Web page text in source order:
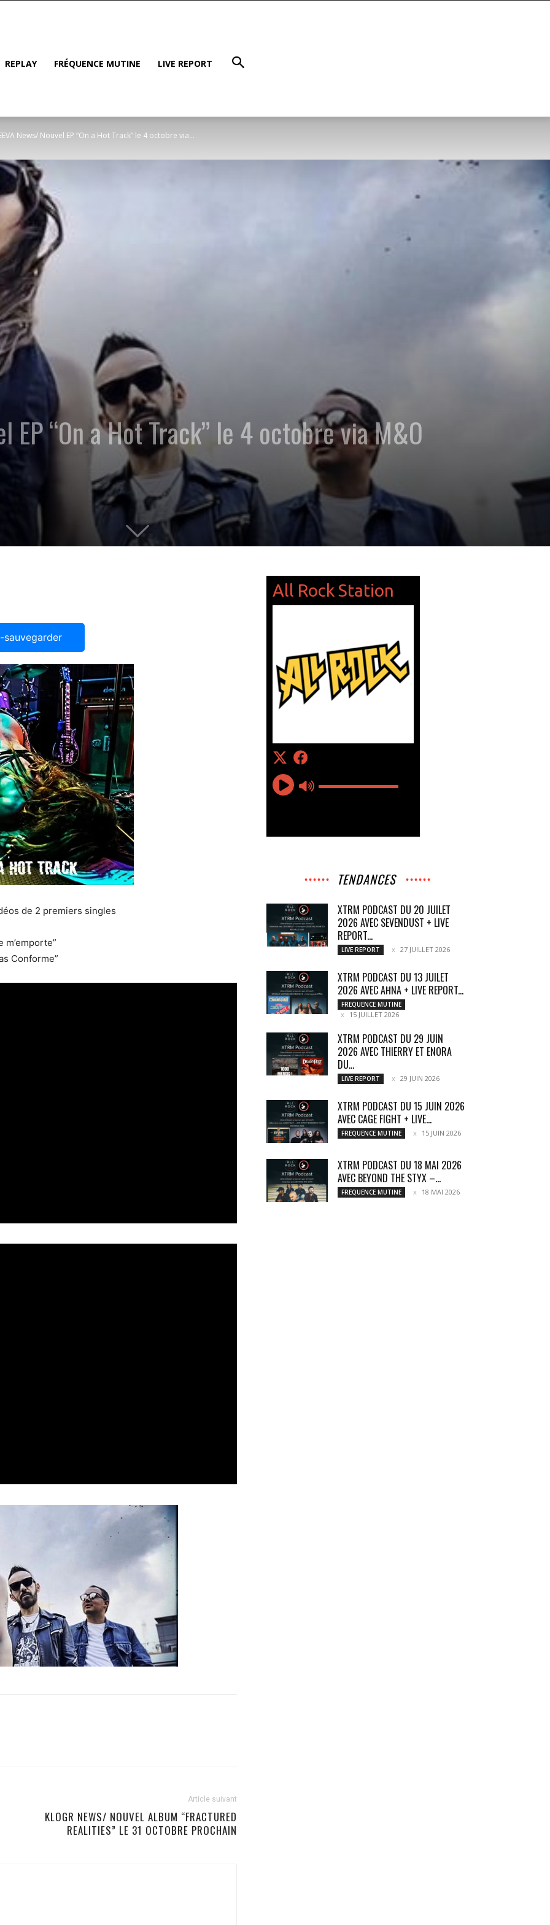
REPLAY FRÉQUENCE MUTINE LIVE REPORT
News/ Nouvel EP “On a Hot Track” le 4 octobre via...
EP “On a Hot Track” le 4 octobre via M&O
sauvegarder
de 2 premiers singles
m’emporte”
Conforme”
Article suivant
KLOGR NEWS/ NOUVEL ALBUM “FRACTURED
REALITIES” LE 31 OCTOBRE PROCHAIN
TENDANCES
XTRM PODCAST DU 20 JUILET
2026 AVEC SEVENDUST + LIVE
REPORT...
LIVE REPORT 27 JUILLET 2026
XTRM PODCAST DU 13 JUILET
2026 AVEC AĦNA + LIVE REPORT...
FREQUENCE MUTINE
15 JUILLET 2026
XTRM PODCAST DU 29 JUIN
2026 AVEC THIERRY ET ENORA
DU...
LIVE REPORT 29 JUIN 2026
XTRM PODCAST DU 15 JUIN 2026
AVEC CAGE FIGHT + LIVE...
FREQUENCE MUTINE 15 JUIN 2026
XTRM PODCAST DU 18 MAI 2026
AVEC BEYOND THE STYX –...
FREQUENCE MUTINE 18 MAI 2026